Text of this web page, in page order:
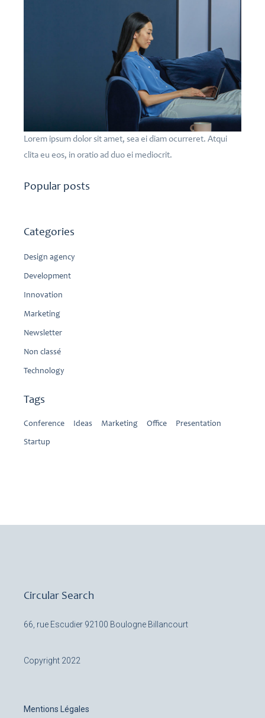
Lorem ipsum dolor sit amet, sea ei diam ocurreret. Atqui
clita eu eos, in oratio ad duo ei mediocrit.
Popular posts
Categories
Design agency
Development
Innovation
Marketing
Newsletter
Non classé
Technology
Tags
Conference Ideas Marketing Office Presentation
Startup
Circular Search
66, rue Escudier 92100 Boulogne Billancourt
Copyright 2022
Mentions Légales